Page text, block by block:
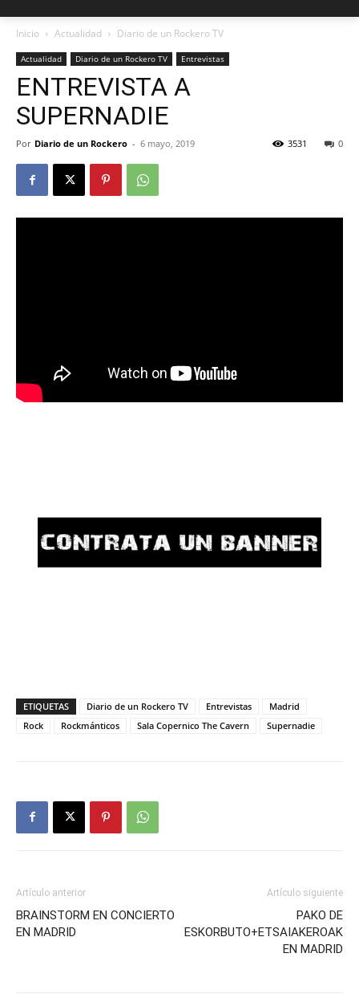
Inicio Actualidad Diario de un Rockero TV
Actualidad Diario de un Rockero TV Entrevistas
ENTREVISTA A
SUPERNADIE
Por Diario de un Rockero - 6 mayo, 2019 0
3531
ETIQUETAS Diario de un Rockero TV Entrevistas
Madrid
Rock
Rockmánticos Sala Copernico The Cavern Supernadie
Artículo anterior
BRAINSTORM EN CONCIERTO
EN MADRID
Artículo siguiente
PAKO DE
ESKORBUTO+ETSAIAKEROAK
EN MADRID